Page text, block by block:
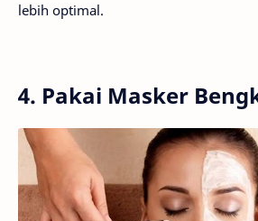
lebih optimal.
4. Pakai Masker